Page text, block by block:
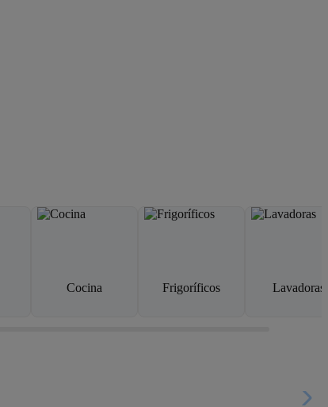
Cocina Frigoríficos Lavadoras